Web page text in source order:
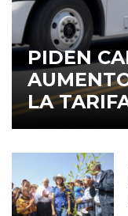
PIDEN
LA